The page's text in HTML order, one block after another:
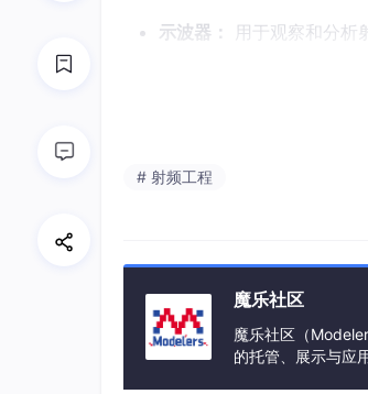
示波器： 用于观察和分析
10.故障定位和分析：
- **谱勘测仪（Spectrum
11.无线通信测试系统：
# 射频工程
魔乐社区
魔乐社区（
的托管、展示与应